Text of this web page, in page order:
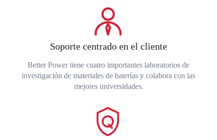
Soporte centrado en el cliente
Better Power tiene cuatro importantes laboratorios de
investigación de materiales de baterías y colabora con las
mejores universidades.